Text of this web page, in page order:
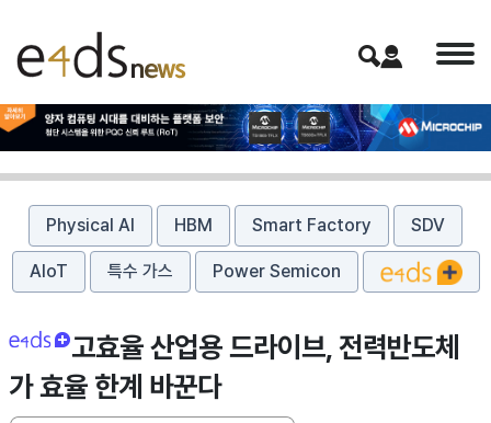
Physical AI HBM Smart Factory SDV
AIoT 특수 가스 Power Semicon
고효율 산업용 드라이브, 전력반도체
가 효율 한계 바꾼다